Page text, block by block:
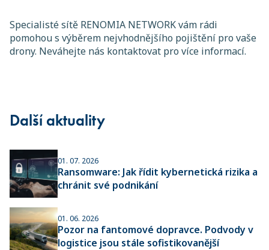
Specialisté sítě RENOMIA NETWORK vám rádi
pomohou s výběrem nejvhodnějšího pojištění pro vaše
drony. Neváhejte nás kontaktovat pro více informací.
Další aktuality
01. 07. 2026
Ransomware: Jak řídit kybernetická rizika a
chránit své podnikání
01. 06. 2026
Pozor na fantomové dopravce. Podvody v
logistice jsou stále sofistikovanější